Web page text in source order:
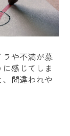
や不満が募
感じてしま
間違われや